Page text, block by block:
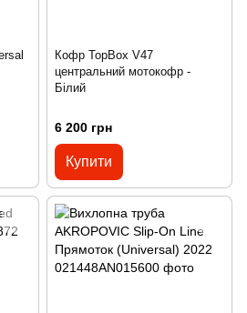
Кофр TopBox V47
центральний мотокофр -
Білий
6 200 грн
Купити